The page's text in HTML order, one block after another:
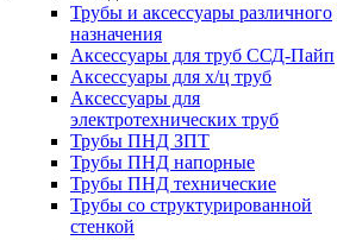
Трубы и аксессуары различного
назначения
Аксессуары для труб ССД-Пайп
Аксессуары для х/ц труб
Аксессуары для
электротехнических труб
Трубы ПНД ЗПТ
Трубы ПНД напорные
Трубы ПНД технические
Трубы со структурированной
стенкой